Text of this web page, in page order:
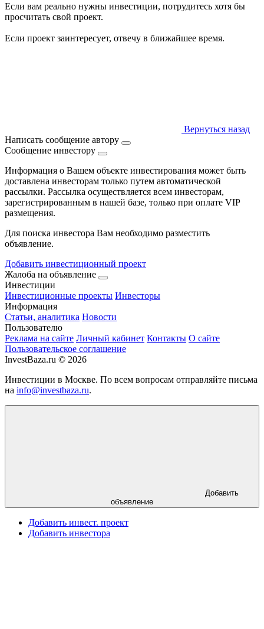
Если вам реально нужны инвестиции, потрудитесь хотя бы
просчитать свой проект.
Если проект заинтересует, отвечу в ближайшее время.
Вернуться назад
Написать сообщение автору
Сообщение инвестору
Информация о Вашем объекте инвестирования может быть
доставлена инвесторам только путем автоматической
рассылки. Рассылка осуществляется всем инвесторам,
зарегистрированным в нашей базе, только при оплате VIP
размещения.
Для поиска инвестора Вам необходимо разместить
объявление.
Добавить инвестиционный проект
Жалоба на объявление
Инвестиции
Инвестиционные проекты Инвесторы
Информация
Статьи, аналитика Новости
Пользователю
Реклама на сайте Личный кабинет Контакты О сайте
Пользовательское соглашение
InvestBaza.ru © 2026
Инвестиции в Москве. По всем вопросам отправляйте письма
на info@investbaza.ru.
Добавить
объявление
Добавить инвест. проект
Добавить инвестора